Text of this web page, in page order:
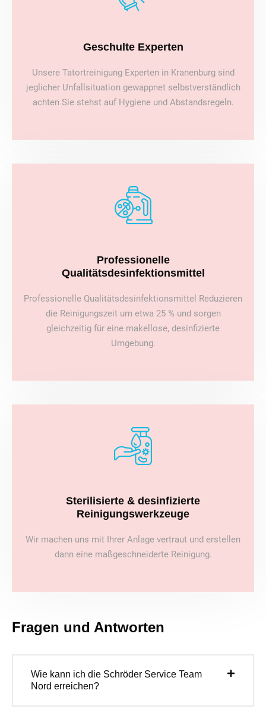
Geschulte Experten
Unsere Tatortreinigung Experten in Kranenburg sind
jeglicher Unfallsituation gewappnet selbstverständlich
achten Sie stehst auf Hygiene und Abstandsregeln.
Professionelle
Qualitätsdesinfektionsmittel
Professionelle Qualitätsdesinfektionsmittel Reduzieren
die Reinigungszeit um etwa 25 % und sorgen
gleichzeitig für eine makellose, desinfizierte
Umgebung.
Sterilisierte & desinfizierte
Reinigungswerkzeuge
Wir machen uns mit Ihrer Anlage vertraut und erstellen
dann eine maßgeschneiderte Reinigung.
Fragen und Antworten
Wie kann ich die Schröder Service Team
Nord erreichen?